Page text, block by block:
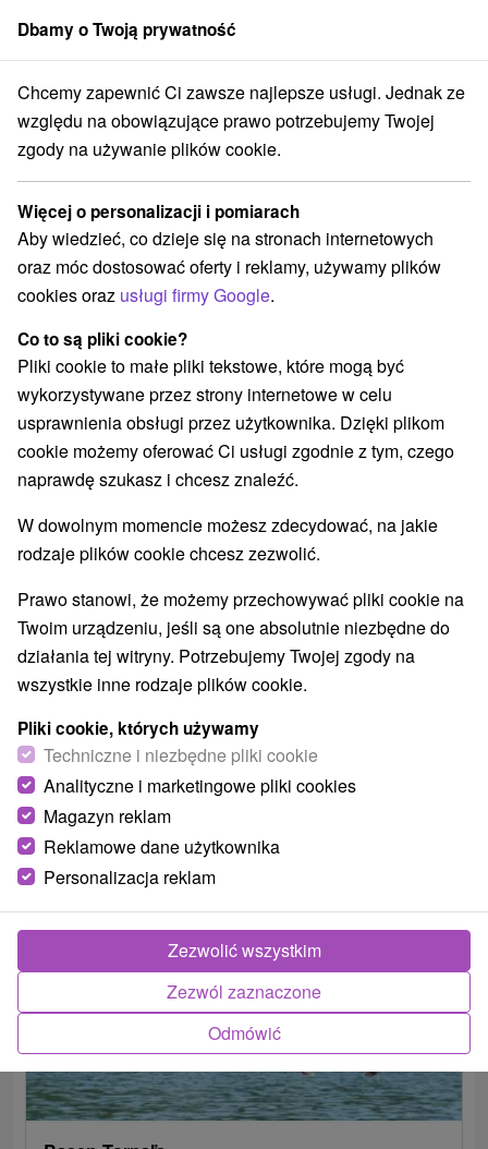
członek grupySorger
turystyczne Stredné Slovensko Banskobystrický kraj Gemer
Atrakcje turystyczne Gemer a v
okolí
Wdzięki kobiece Blisko
Gemerka wiosna
Banskobystrický kraj -Tornaľa2.56 Km
Dbamy o Twoją prywatność
Chcemy zapewnić Ci zawsze najlepsze usługi. Jednak ze
względu na obowiązujące prawo potrzebujemy Twojej
zgody na używanie plików cookie.
Więcej o personalizacji i pomiarach
Aby wiedzieć, co dzieje się na stronach internetowych
oraz móc dostosować oferty i reklamy, używamy plików
cookies oraz usługi firmy Google.
Co to są pliki cookie?
Pliki cookie to małe pliki tekstowe, które mogą być
wykorzystywane przez strony internetowe w celu
usprawnienia obsługi przez użytkownika. Dzięki plikom
cookie możemy oferować Ci usługi zgodnie z tym, czego
naprawdę szukasz i chcesz znaleźć.
W dowolnym momencie możesz zdecydować, na jakie
rodzaje plików cookie chcesz zezwolić.
Prawo stanowi, że możemy przechowywać pliki cookie na
Twoim urządzeniu, jeśli są one absolutnie niezbędne do
działania tej witryny. Potrzebujemy Twojej zgody na
wszystkie inne rodzaje plików cookie.
Pliki cookie, których używamy
Techniczne i niezbędne pliki cookie
Analityczne i marketingowe pliki cookies
Magazyn reklam
Reklamowe dane użytkownika
Personalizacja reklam
Odmówić
Zezwól zaznaczone
Zezwolić wszystkim